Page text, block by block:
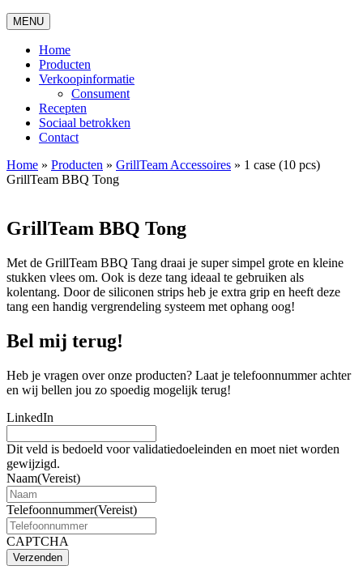
MENU
Home
Producten
Verkoopinformatie
Consument
Recepten
Sociaal betrokken
Contact
Home » Producten » GrillTeam Accessoires » 1 case (10 pcs)
GrillTeam BBQ Tong
GrillTeam BBQ Tong
Met de GrillTeam BBQ Tang draai je super simpel grote en kleine
stukken vlees om. Ook is deze tang ideaal te gebruiken als
kolentang. Door de siliconen strips heb je extra grip en heeft deze
tang een handig vergrendeling systeem met ophang oog!
Bel mij terug!
Heb je vragen over onze producten? Laat je telefoonnummer achter
en wij bellen jou zo spoedig mogelijk terug!
LinkedIn
Dit veld is bedoeld voor validatiedoeleinden en moet niet worden
gewijzigd.
Naam(Vereist)
Telefoonnummer(Vereist)
CAPTCHA
Verzenden